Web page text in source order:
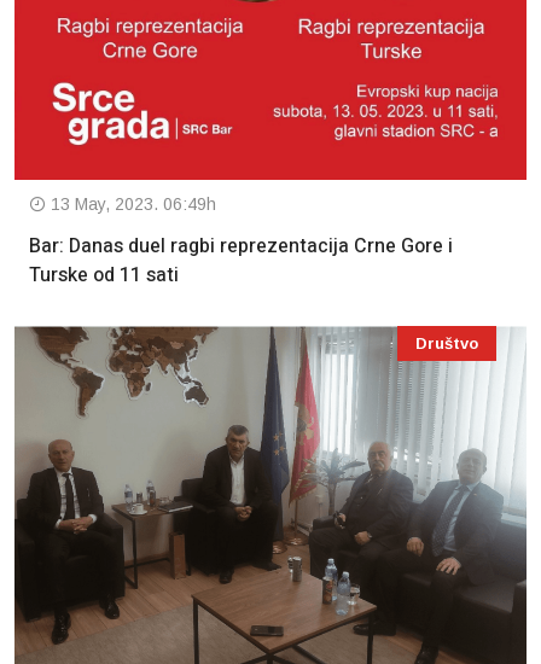
13 May, 2023. 06:49h
Bar: Danas duel ragbi reprezentacija Crne Gore i
Turske od 11 sati
Društvo